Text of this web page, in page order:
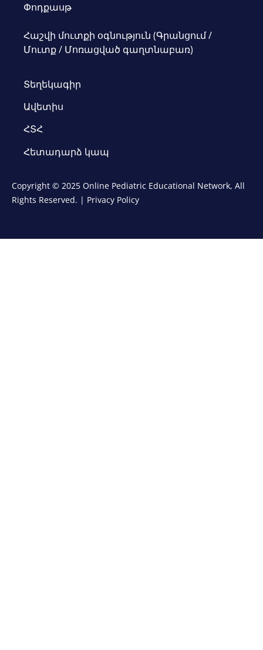
Փոդքասթ
Հաշվի մուտքի օգնություն (Գրանցում /
Մուտք / Մոռացված գաղտնաբառ)
Տեղեկագիր
Ավետիս
ՀՏՀ
Հետադարձ կապ
Copyright © 2025 Online Pediatric Educational Network, All
Rights Reserved. | Privacy Policy